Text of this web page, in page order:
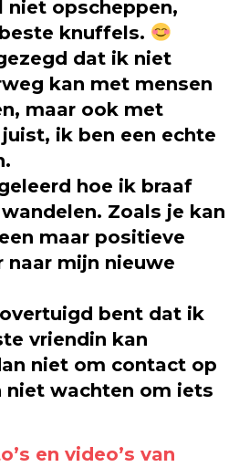
opscheppen,
knuffels.
dat ik niet
kan met mensen
maar ook met
ik ben een echte
hoe ik braaf
Zoals je kan
maar positieve
mijn nieuwe
bent dat ik
vriendin kan
niet om contact op
niet wachten om iets
en video’s van